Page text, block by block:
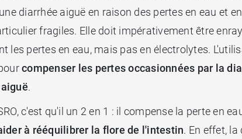
diarrhée aiguë en raison des pertes en eau et
fragiles. Elle doit impérativement être
les pertes en eau, mais pas en électrolytes.
compenser les pertes occasionnées par la
.
c'est qu'il un 2 en 1 : il compense la perte en
à rééquilibrer la flore de l'intestin. En effet,